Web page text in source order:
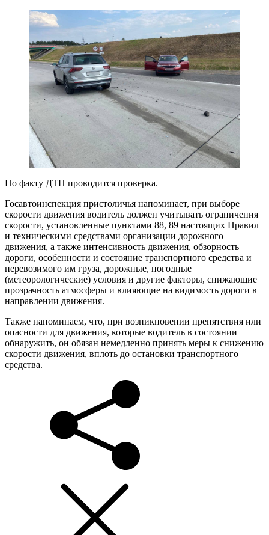
По факту ДТП проводится проверка.
Госавтоинспекция пристоличья напоминает, при выборе
скорости движения водитель должен учитывать ограничения
скорости, установленные пунктами 88, 89 настоящих Правил
и техническими средствами организации дорожного
движения, а также интенсивность движения, обзорность
дороги, особенности и состояние транспортного средства и
перевозимого им груза, дорожные, погодные
(метеорологические) условия и другие факторы, снижающие
прозрачность атмосферы и влияющие на видимость дороги в
направлении движения.
Также напоминаем, что, при возникновении препятствия или
опасности для движения, которые водитель в состоянии
обнаружить, он обязан немедленно принять меры к снижению
скорости движения, вплоть до остановки транспортного
средства.